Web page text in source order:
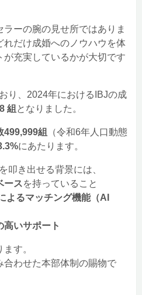
ーの腕の見せ所ではありま
だけ成婚へのノウハウを体
充実しているかが大切です
り、2024年におけるIBJの成
組 となりました。
499,999組
（令和6年人口動態
にあたります。
叩き出せる背景には、
ースを持っていること
よるマッチング機能（AI
高いサポート
す。
合わせた本部体制の賜物で